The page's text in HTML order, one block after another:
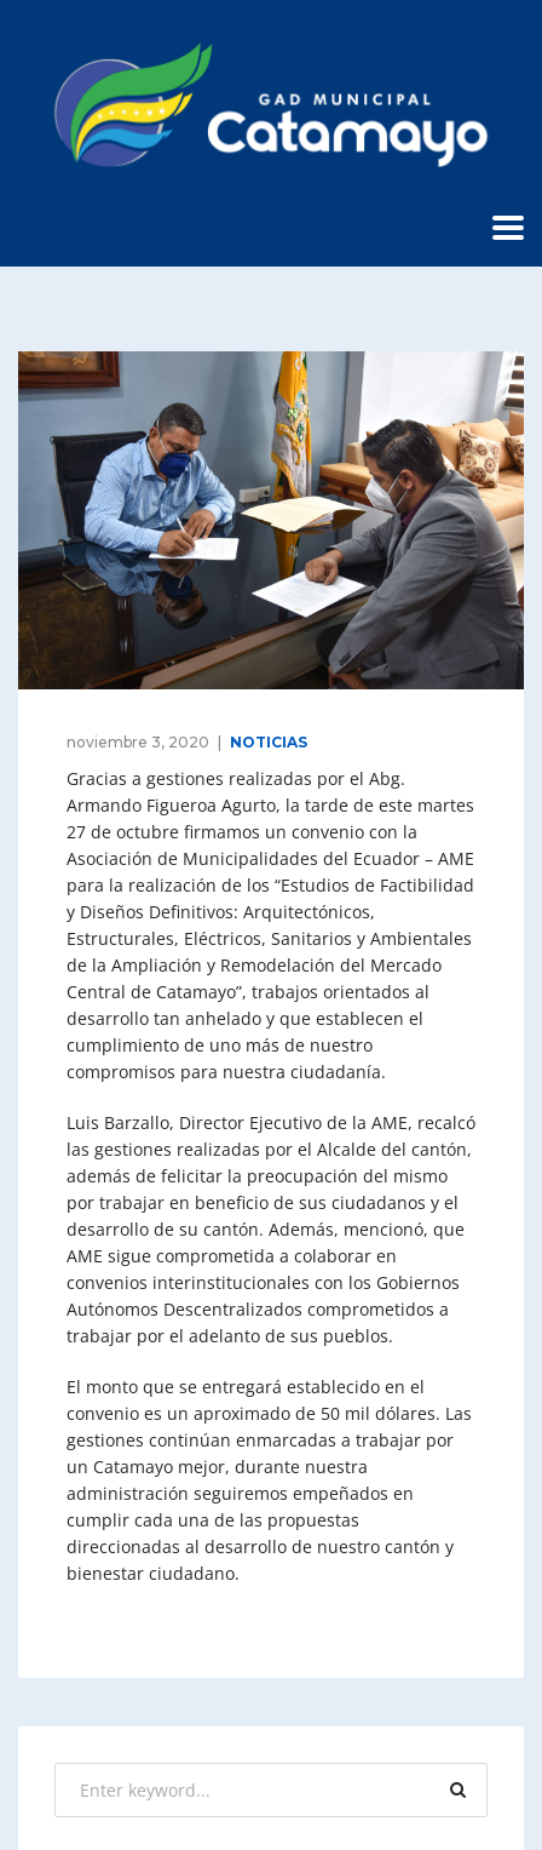
noviembre 3, 2020 NOTICIAS
Gracias a gestiones realizadas por el Abg.
Armando Figueroa Agurto, la tarde de este martes
27 de octubre firmamos un convenio con la
Asociación de Municipalidades del Ecuador – AME
para la realización de los “Estudios de Factibilidad
y Diseños Definitivos: Arquitectónicos,
Estructurales, Eléctricos, Sanitarios y Ambientales
de la Ampliación y Remodelación del Mercado
Central de Catamayo”, trabajos orientados al
desarrollo tan anhelado y que establecen el
cumplimiento de uno más de nuestro
compromisos para nuestra ciudadanía.
Luis Barzallo, Director Ejecutivo de la AME, recalcó
las gestiones realizadas por el Alcalde del cantón,
además de felicitar la preocupación del mismo
por trabajar en beneficio de sus ciudadanos y el
desarrollo de su cantón. Además, mencionó, que
AME sigue comprometida a colaborar en
convenios interinstitucionales con los Gobiernos
Autónomos Descentralizados comprometidos a
trabajar por el adelanto de sus pueblos.
El monto que se entregará establecido en el
convenio es un aproximado de 50 mil dólares. Las
gestiones continúan enmarcadas a trabajar por
un Catamayo mejor, durante nuestra
administración seguiremos empeñados en
cumplir cada una de las propuestas
direccionadas al desarrollo de nuestro cantón y
bienestar ciudadano.